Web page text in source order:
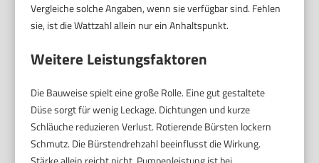
Vergleiche solche Angaben, wenn sie verfügbar sind. Fehlen
sie, ist die Wattzahl allein nur ein Anhaltspunkt.
Weitere Leistungsfaktoren
Die Bauweise spielt eine große Rolle. Eine gut gestaltete
Düse sorgt für wenig Leckage. Dichtungen und kurze
Schläuche reduzieren Verlust. Rotierende Bürsten lockern
Schmutz. Die Bürstendrehzahl beeinflusst die Wirkung.